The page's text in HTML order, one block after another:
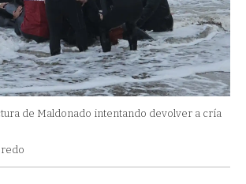
de Maldonado intentando devolver a cría